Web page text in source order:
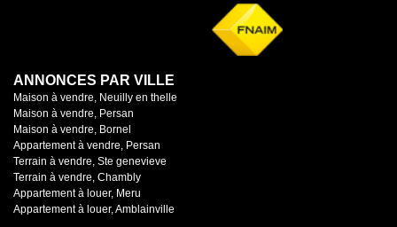
ANNONCES PAR VILLE
Maison à vendre, Neuilly en thelle
Maison à vendre, Persan
Maison à vendre, Bornel
Appartement à vendre, Persan
Terrain à vendre, Ste genevieve
Terrain à vendre, Chambly
Appartement à louer, Meru
Appartement à louer, Amblainville